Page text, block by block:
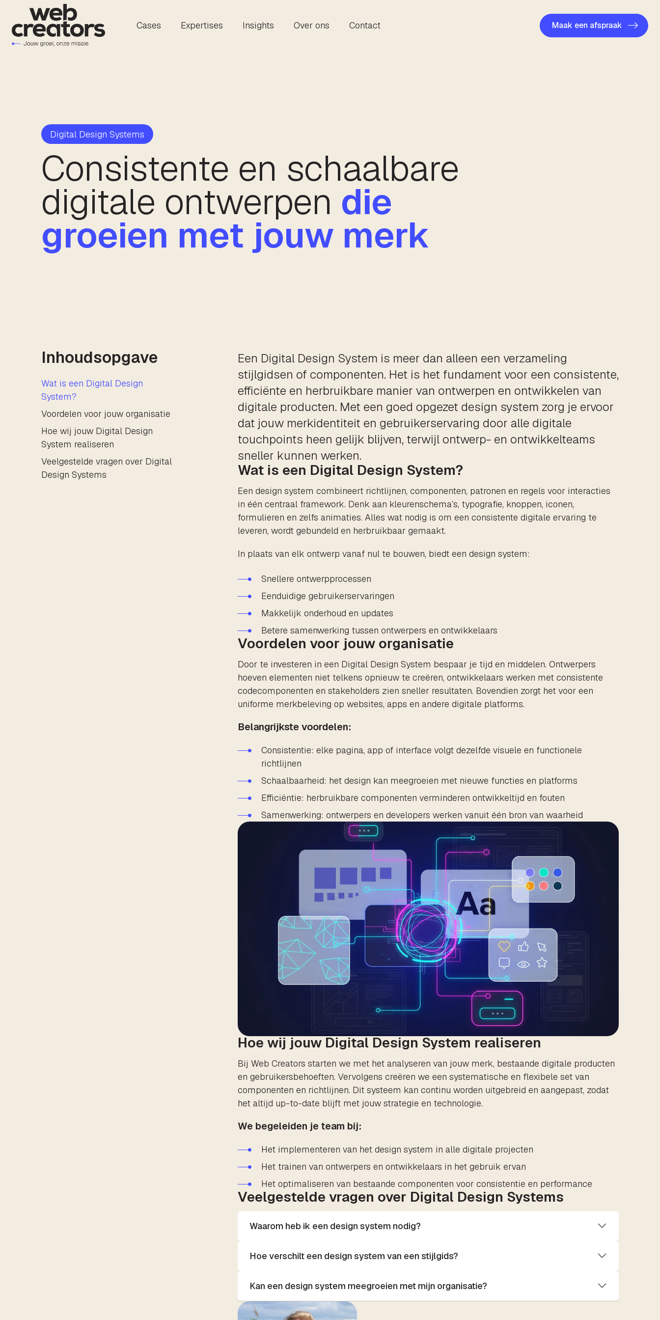
Cases Expertises Insights Over ons Contact Maak een afspraak
Digital Design Systems
Consistente en schaalbare
digitale ontwerpen die
groeien met jouw merk
Inhoudsopgave
Wat is een Digital Design
System?
Voordelen voor jouw organisatie
Hoe wij jouw Digital Design
System realiseren
Veelgestelde vragen over Digital
Design Systems
Een Digital Design System is meer dan alleen een verzameling
stijlgidsen of componenten. Het is het fundament voor een consistente,
efficiënte en herbruikbare manier van ontwerpen en ontwikkelen van
digitale producten. Met een goed opgezet design system zorg je ervoor
dat jouw merkidentiteit en gebruikerservaring door alle digitale
touchpoints heen gelijk blijven, terwijl ontwerp- en ontwikkelteams
sneller kunnen werken.
Wat is een Digital Design System?
Een design system combineert richtlijnen, componenten, patronen en regels voor interacties
in één centraal framework. Denk aan kleurenschema’s, typografie, knoppen, iconen,
formulieren en zelfs animaties. Alles wat nodig is om een consistente digitale ervaring te
leveren, wordt gebundeld en herbruikbaar gemaakt.
In plaats van elk ontwerp vanaf nul te bouwen, biedt een design system:
Snellere ontwerpprocessen
Eenduidige gebruikerservaringen
Makkelijk onderhoud en updates
Betere samenwerking tussen ontwerpers en ontwikkelaars
Voordelen voor jouw organisatie
Door te investeren in een Digital Design System bespaar je tijd en middelen. Ontwerpers
hoeven elementen niet telkens opnieuw te creëren, ontwikkelaars werken met consistente
codecomponenten en stakeholders zien sneller resultaten. Bovendien zorgt het voor een
uniforme merkbeleving op websites, apps en andere digitale platforms.
Belangrijkste voordelen:
Consistentie: elke pagina, app of interface volgt dezelfde visuele en functionele
richtlijnen
Schaalbaarheid: het design kan meegroeien met nieuwe functies en platforms
Efficiëntie: herbruikbare componenten verminderen ontwikkeltijd en fouten
Samenwerking: ontwerpers en developers werken vanuit één bron van waarheid
Hoe wij jouw Digital Design System realiseren
Bij Web Creators starten we met het analyseren van jouw merk, bestaande digitale producten
en gebruikersbehoeften. Vervolgens creëren we een systematische en flexibele set van
componenten en richtlijnen. Dit systeem kan continu worden uitgebreid en aangepast, zodat
het altijd up-to-date blijft met jouw strategie en technologie.
We begeleiden je team bij:
Het implementeren van het design system in alle digitale projecten
Het trainen van ontwerpers en ontwikkelaars in het gebruik ervan
Het optimaliseren van bestaande componenten voor consistentie en performance
Veelgestelde vragen over Digital Design Systems
Waarom heb ik een design system nodig?
Hoe verschilt een design system van een stijlgids?
Kan een design system meegroeien met mijn organisatie?